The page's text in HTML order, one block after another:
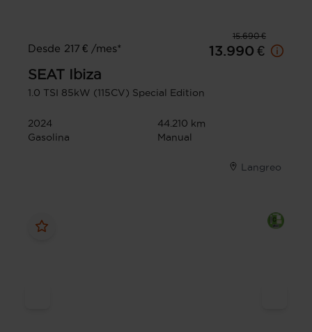
15.690 €
Desde 217 € /mes*
13.990 €
SEAT Ibiza
1.0 TSI 85kW (115CV) Special Edition
2024
44.210 km
Gasolina
Manual
Langreo